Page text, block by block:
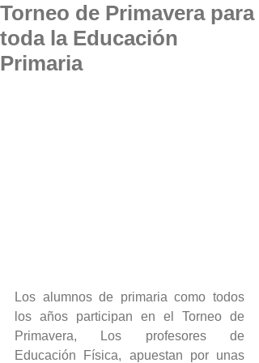
Torneo de Primavera para
toda la Educación
Primaria
Los alumnos de primaria como todos
los años participan en el Torneo de
Primavera, Los profesores de
Educación Física, apuestan por unas